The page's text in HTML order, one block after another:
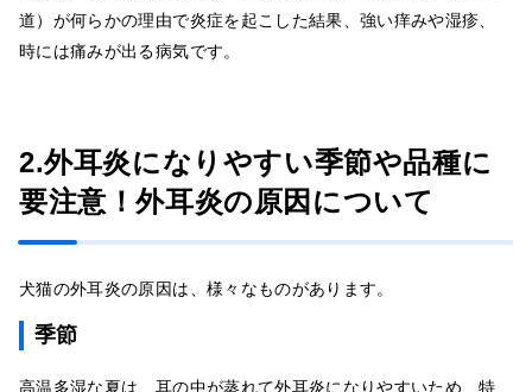
道）が何らかの理由で炎症を起こした結果、強い痒みや湿疹、
時には痛みが出る病気です。
2.外耳炎になりやすい季節や品種に
要注意！外耳炎の原因について
犬猫の外耳炎の原因は、様々なものがあります。
季節
高温多湿な夏は、耳の中が蒸れて外耳炎になりやすいため、特